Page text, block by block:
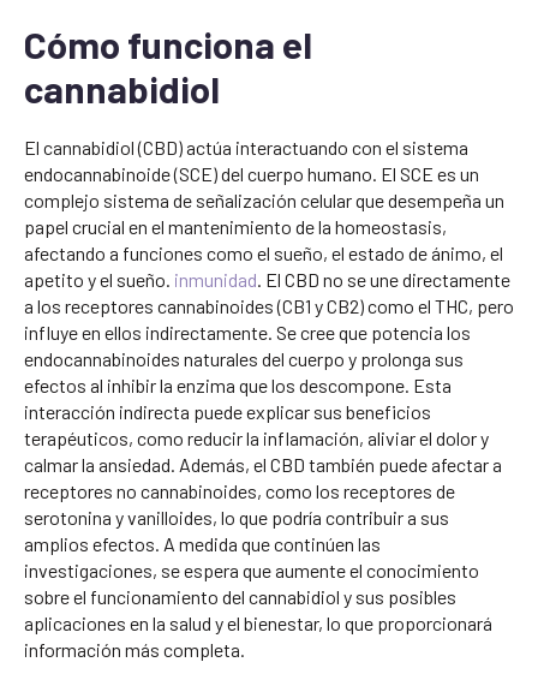
Cómo funciona el
cannabidiol
El cannabidiol (CBD) actúa interactuando con el sistema
endocannabinoide (SCE) del cuerpo humano. El SCE es un
complejo sistema de señalización celular que desempeña un
papel crucial en el mantenimiento de la homeostasis,
afectando a funciones como el sueño, el estado de ánimo, el
apetito y el sueño. inmunidad. El CBD no se une directamente
a los receptores cannabinoides (CB1 y CB2) como el THC, pero
influye en ellos indirectamente. Se cree que potencia los
endocannabinoides naturales del cuerpo y prolonga sus
efectos al inhibir la enzima que los descompone. Esta
interacción indirecta puede explicar sus beneficios
terapéuticos, como reducir la inflamación, aliviar el dolor y
calmar la ansiedad. Además, el CBD también puede afectar a
receptores no cannabinoides, como los receptores de
serotonina y vanilloides, lo que podría contribuir a sus
amplios efectos. A medida que continúen las
investigaciones, se espera que aumente el conocimiento
sobre el funcionamiento del cannabidiol y sus posibles
aplicaciones en la salud y el bienestar, lo que proporcionará
información más completa.